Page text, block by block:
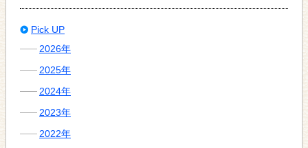
Pick UP
2026年
2025年
2024年
2023年
2022年